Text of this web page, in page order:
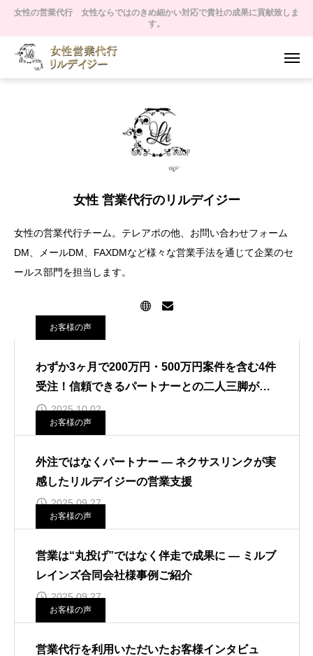
女性の営業代行 女性ならではのきめ細かい対応で貴社の成果に貢献致しま
す。
女性 営業代行のリルデイジー
女性の営業代行チーム。テレアポの他、お問い合わせフォーム
DM、メールDM、FAXDMなど様々な営業手法を通じて企業のセ
ールス部門を担当します。
お客様の声
わずか3ヶ月で200万円・500万円案件を含む4件
受注！信頼できるパートナーとの二人三脚が生
んだ成果
2025.10.02
お客様の声
外注ではなくパートナー ― ネクサスリンクが実
感したリルデイジーの営業支援
2025.09.27
お客様の声
営業は“丸投げ”ではなく伴走で成果に ― ミルブ
レインズ合同会社様事例ご紹介
2025.09.27
お客様の声
営業代行を利用いただいたお客様インタビュ